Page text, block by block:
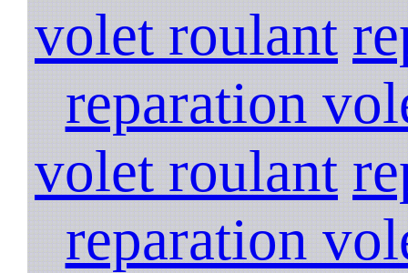
volet roulant
reparation
volet roulant
reparation